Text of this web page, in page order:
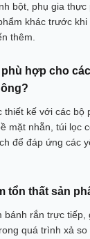
bột, phụ gia thực
khác trước khi
thêm.
phù hợp cho
kế với các bộ
mặt nhẵn, túi lọc
để đáp ứng các
tổn thất sản
bánh rắn trực tiếp,
quá trình xả